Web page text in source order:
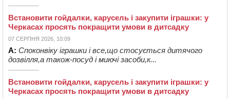
Встановити гойдалки, карусель і закупити іграшки: у
Черкасах просять покращити умови в дитсадку
07 СЕРПНЯ 2026, 10:09
А: Споконвіку іграшки і все,що стосується дитячого
дозвілля,а також-посуд і миючі засоби,к...
Встановити гойдалки, карусель і закупити іграшки: у
Черкасах просять покращити умови в дитсадку